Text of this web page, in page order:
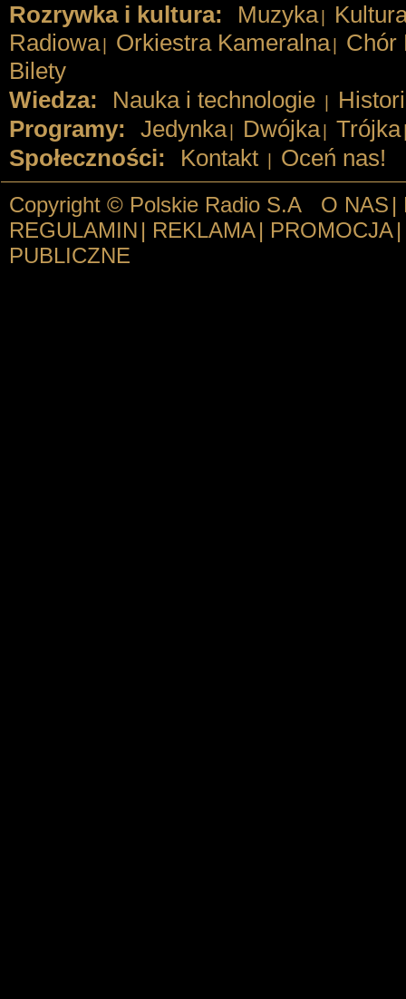
Rozrywka i kultura:
Muzyka
Radiowa
Orkiestra Kameralna
Chór
Bilety
Wiedza:
Nauka i technologie
Programy: Jedynka Dwójka Trójka
Społeczności: Kontakt Oceń nas!
Copyright © Polskie Radio S.A O NAS |
REGULAMIN | REKLAMA | PROMOCJA |
PUBLICZNE